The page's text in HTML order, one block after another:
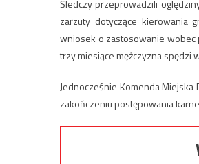
Śledczy przeprowadzili
zarzuty dotyczące kierowania
wniosek o zastosowanie wobec
trzy miesiące mężczyzna spędzi
Jednocześnie Komenda
zakończeniu postępowania